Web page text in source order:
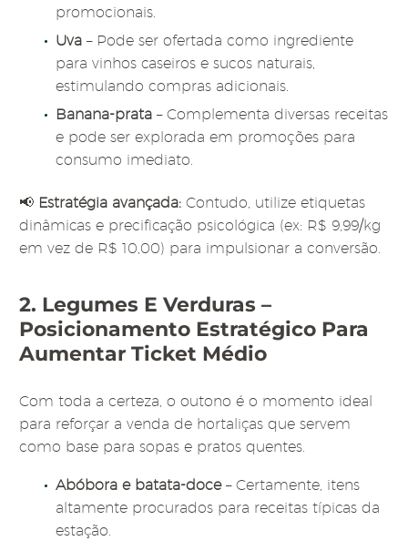
promocionais.
Uva – Pode ser ofertada como ingrediente
para vinhos caseiros e sucos naturais,
estimulando compras adicionais.
Banana-prata – Complementa diversas receitas
e pode ser explorada em promoções para
consumo imediato.
📢 Estratégia avançada: Contudo, utilize etiquetas
dinâmicas e precificação psicológica (ex: R$ 9,99/kg
em vez de R$ 10,00) para impulsionar a conversão.
2. Legumes E Verduras –
Posicionamento Estratégico Para
Aumentar Ticket Médio
Com toda a certeza, o outono é o momento ideal
para reforçar a venda de hortaliças que servem
como base para sopas e pratos quentes.
Abóbora e batata-doce– Certamente, itens
altamente procurados para receitas típicas da
estação.